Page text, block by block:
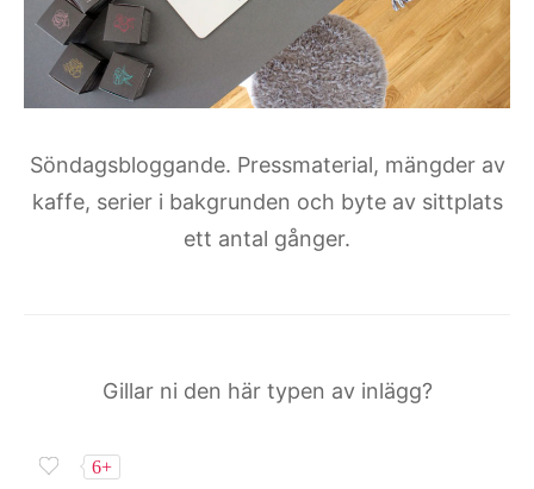
Söndagsbloggande. Pressmaterial, mängder av
kaffe, serier i bakgrunden och byte av sittplats
ett antal gånger.
Gillar ni den här typen av inlägg?
6+